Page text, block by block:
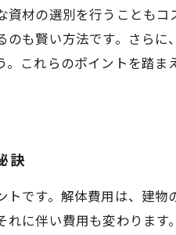
材の選別を行うことも
も賢い方法です。さら
これらのポイントを踏
訣
です。解体費用は、建
に伴い費用も変わりま